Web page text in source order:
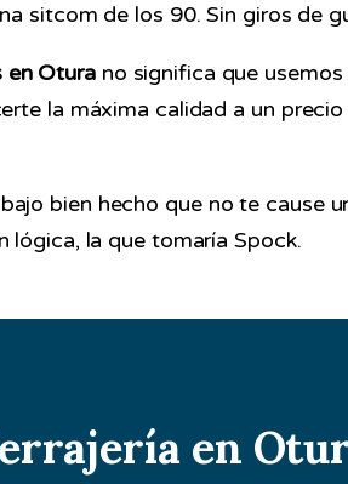
sitcom de los 90. Sin giros de
en Oturano significa que usemos
la máxima calidad a un
bien hecho que no te cause
lógica, la que tomaría Spock.
en